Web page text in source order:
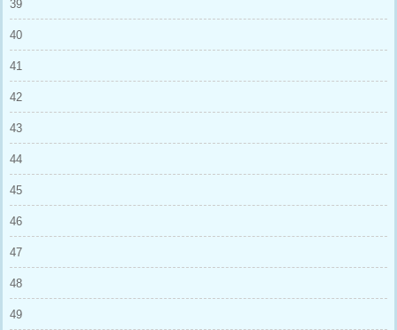
39
40
41
42
43
44
45
46
47
48
49